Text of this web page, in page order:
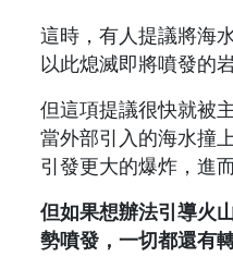
這時，有人提議將海
以此熄滅即將噴發的岩
但這項提議很快就被
當外部引入的海水撞
引發更大的爆炸，進
但如果想辦法引導火
勢噴發，一切都還有轉